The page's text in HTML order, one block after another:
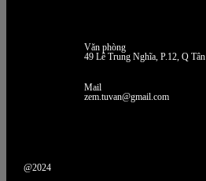
Văn phòng
49 Lê Trung Nghĩa, P.12, Q
Mail
zem.tuvan@gmail.com
@2024